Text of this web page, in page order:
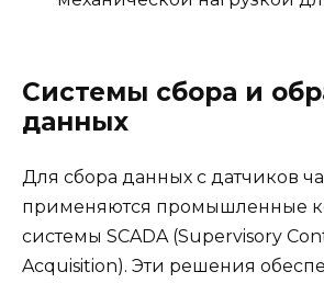
Системы сбора и
данных
Для сбора данных с датчиков
применяются промышленные
системы SCADA (Supervisory
Acquisition). Эти решения